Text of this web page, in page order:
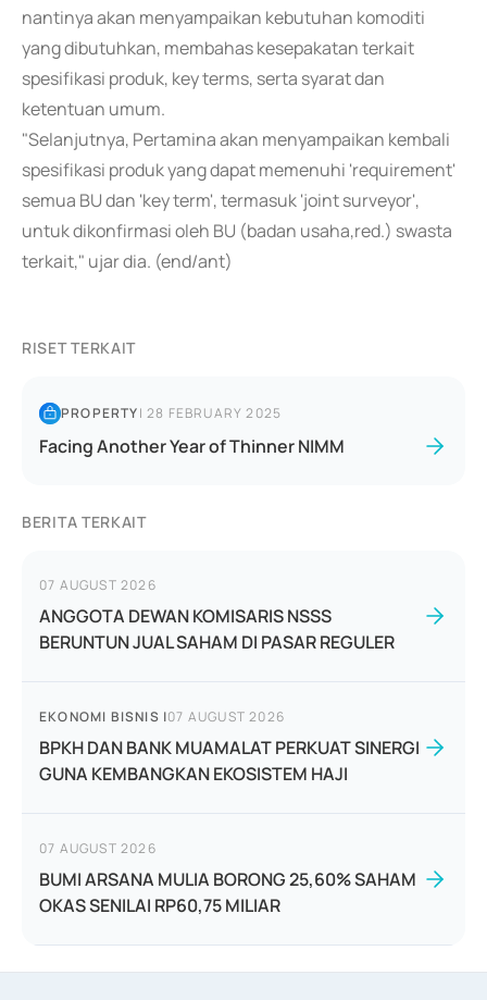
nantinya akan menyampaikan kebutuhan komoditi
yang dibutuhkan, membahas kesepakatan terkait
spesifikasi produk, key terms, serta syarat dan
ketentuan umum.
"Selanjutnya, Pertamina akan menyampaikan kembali
spesifikasi produk yang dapat memenuhi 'requirement'
semua BU dan 'key term', termasuk 'joint surveyor',
untuk dikonfirmasi oleh BU (badan usaha,red.) swasta
terkait," ujar dia. (end/ant)
RISET TERKAIT
PROPERTY|28 FEBRUARY 2025
Facing Another Year of Thinner NIMM
BERITA TERKAIT
07 AUGUST 2026
ANGGOTA DEWAN KOMISARIS NSSS
BERUNTUN JUAL SAHAM DI PASAR REGULER
EKONOMI BISNIS |07 AUGUST 2026
BPKH DAN BANK MUAMALAT PERKUAT SINERGI
GUNA KEMBANGKAN EKOSISTEM HAJI
07 AUGUST 2026
BUMI ARSANA MULIA BORONG 25,60% SAHAM
OKAS SENILAI RP60,75 MILIAR